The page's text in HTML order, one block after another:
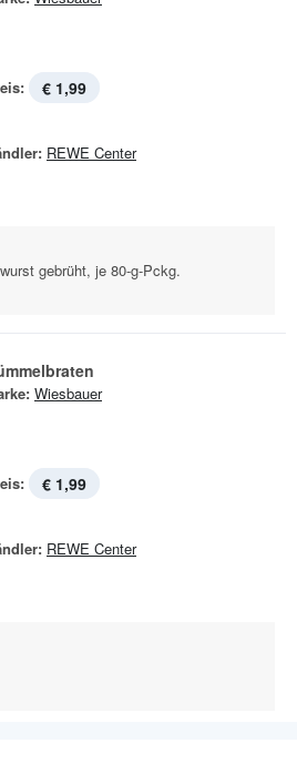
€ 1,99
REWE Center
gebrüht, je 80-g-Pckg.
Wiesbauer
€ 1,99
REWE Center